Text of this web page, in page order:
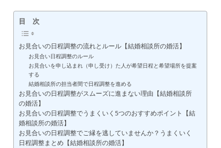
目 次
お見合いの日程調整の流れとルール【結婚相談所の婚活】
お見合い日程調整のルール
お見合いを申し込まれ（申し受け）た人が希望日程と希望場所を提案
する
結婚相談所の担当者間で日程調整を進める
お見合いの日程調整がスムーズに進まない理由【結婚相談所
の婚活】
お見合いの日程調整でうまくいく5つのおすすめポイント【結
婚相談所の婚活】
お見合いの日程調整でご縁を逃していませんか？うまくいく
日程調整まとめ【結婚相談所の婚活】